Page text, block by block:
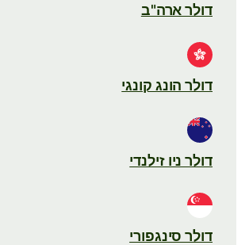
דולר ארה"ב
דולר הונג קונגי
דולר ניו זילנדי
דולר סינגפורי